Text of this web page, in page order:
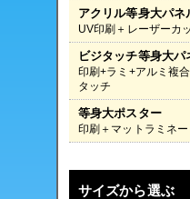
アクリル等身大パネ
UV印刷＋レーザーカ
ビジタッチ等身大パ
印刷+ラミ+アルミ複
タッチ
等身大ポスター
印刷＋マットラミネー
サイズから選ぶ